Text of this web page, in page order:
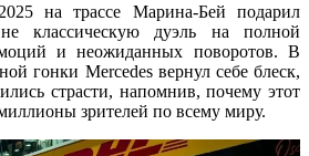
на трассе Марина-Бей подарил
классическую дуэль на полной
и неожиданных поворотов. В
гонки Mercedes вернул себе блеск,
страсти, напомнив, почему этот
зрителей по всему миру.